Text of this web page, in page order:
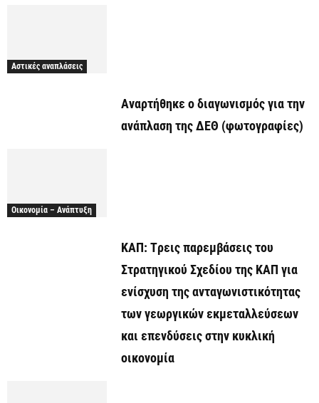
Αστικές αναπλάσεις
Αναρτήθηκε o διαγωνισμός για την
ανάπλαση της ΔΕΘ (φωτογραφίες)
Οικονομία – Ανάπτυξη
ΚΑΠ: Tρεις παρεμβάσεις του
Στρατηγικού Σχεδίου της ΚΑΠ για
ενίσχυση της ανταγωνιστικότητας
των γεωργικών εκμεταλλεύσεων
και επενδύσεις στην κυκλική
οικονομία